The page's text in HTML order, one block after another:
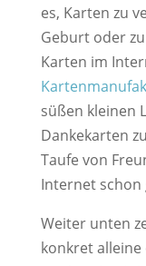
es, Karten zu
Geburt oder
Karten im
süßen kleinen
Dankekarten
Taufe von
Internet
Weiter unten
konkret